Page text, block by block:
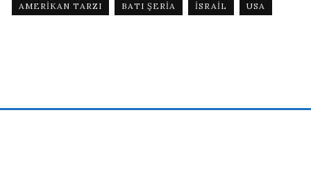
AMERIKAN TARZI
BATI ŞERIA ISRAIL USA